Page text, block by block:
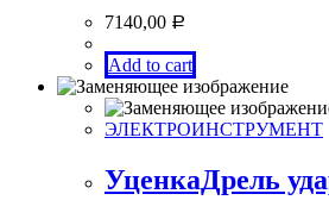
7140,00 Р
Add to cart
ЭЛЕКТРОИНСТРУМЕНТ
УценкаДрель